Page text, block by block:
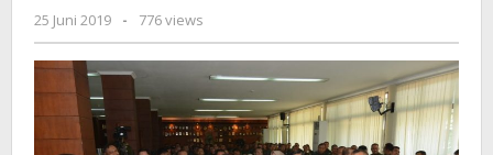
TNI
Garda
Terdepan
Untuk
Bangsa
25 Juni 2019
oleh
targetnusa
- 776 views